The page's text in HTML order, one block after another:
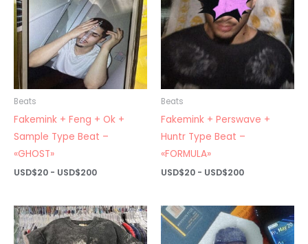
Beats
Fakemink + Feng + Ok +
Sample Type Beat –
«GHOST»
USD$20 - USD$200Rango
desde
USD$20
hasta
USD$200
Beats
Fakemink + Perswave +
Huntr Type Beat –
«FORMULA»
USD$20 - USD$200Rango
desde
USD$20
hasta
USD$200